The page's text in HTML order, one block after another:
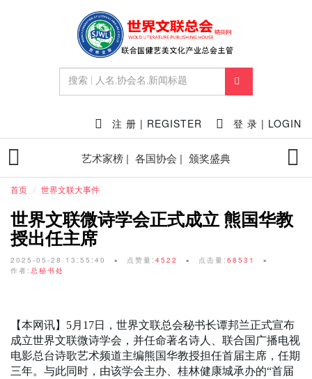
注 册 | REGISTER 登 录 | LOGIN
艺术家榜 | 各国协会 | 颁奖盛典
首页 世界文联大事件
世界文联微诗学会正式成立 熊国华教
授出任主席
2025-05-28 13:55:40 点赞量: 4522 点击量: 68531
作者: 总秘书处
【本网讯】5月17日，世界文联总会秘书长谭邦兰正式宣布
成立世界文联微诗学会，并任命著名诗人、联合国广播电视
电影总台诗歌艺术频道主编熊国华教授担任首届主席，任期
三年。与此同时，由该学会主办、桂林健康城承办的“首届